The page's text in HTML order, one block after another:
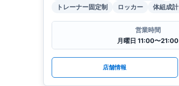
トレーナー固定制
ロッカー 体組成計
営業時間
月曜日 11:00〜21:00
店舗情報